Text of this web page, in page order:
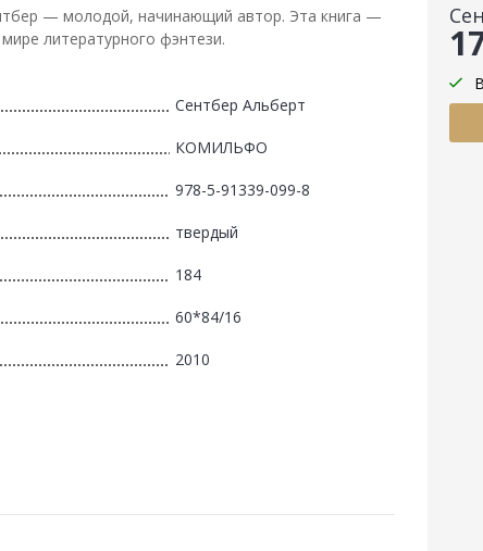
— молодой, начинающий автор. Эта книга —
литературного фэнтези.
Сентбер Альберт
КОМИЛЬФО
978-5-91339-099-8
твердый
184
60*84/16
2010